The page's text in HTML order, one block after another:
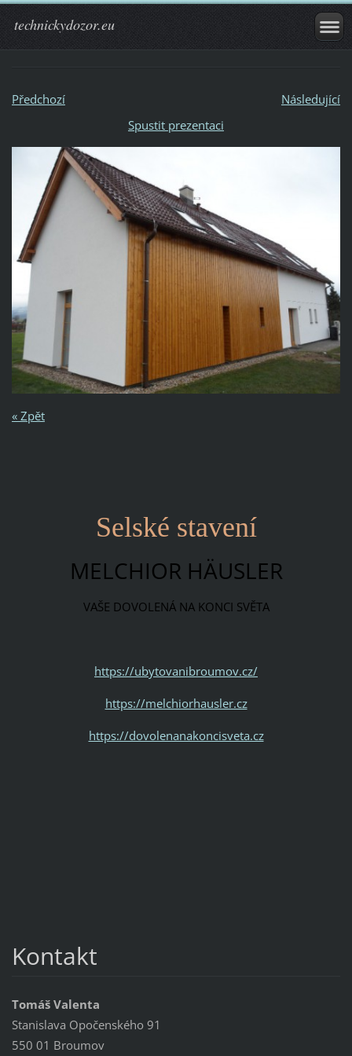
technickydozor.eu
Předchozí
Následující
Spustit prezentaci
« Zpět
Selské stavení
MELCHIOR HÄUSLER
VAŠE DOVOLENÁ NA KONCI SVĚTA
https://ubytovanibroumov.cz/
https://melchiorhausler.cz
https://dovolenanakoncisveta.cz
Kontakt
Tomáš Valenta
Stanislava Opočenského 91
550 01 Broumov